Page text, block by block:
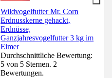
Wildvogelfutter Mr. Corn
Erdnusskerne gehackt,
Erdnüsse,
Ganzjahresvogelfutter 3 kg im
Eimer
Durchschnittliche Bewertung:
5 von 5 Sternen. 2
Bewertungen.